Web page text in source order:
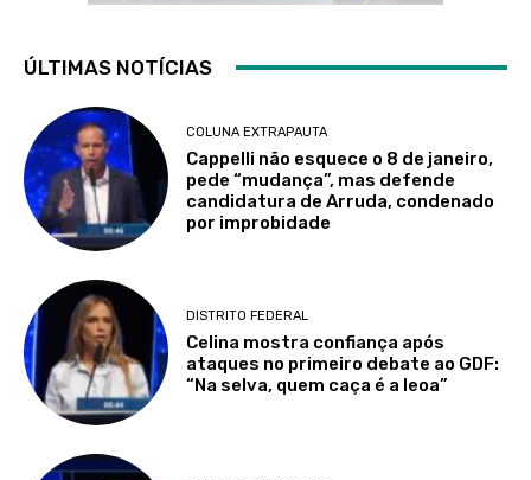
ÚLTIMAS NOTÍCIAS
COLUNA EXTRAPAUTA
Cappelli não esquece o 8 de janeiro,
pede “mudança”, mas defende
candidatura de Arruda, condenado
por improbidade
DISTRITO FEDERAL
Celina mostra confiança após
ataques no primeiro debate ao GDF:
“Na selva, quem caça é a leoa”